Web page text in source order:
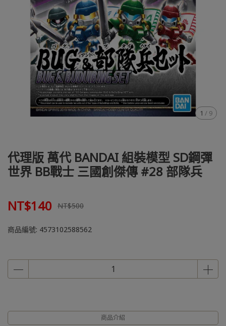
1 / 9
代理版 萬代 BANDAI 組裝模型 SD鋼彈
世界 BB戰士 三國創傑傳 #28 部隊兵
NT$140 NT$500
商品編號: 4573102588562
商品介紹